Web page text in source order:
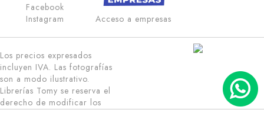
Facebook
Instagram
Acceso a empresas
Los precios expresados
incluyen IVA. Las fotografías
son a modo ilustrativo.
Librerías Tomy se reserva el
derecho de modificar los